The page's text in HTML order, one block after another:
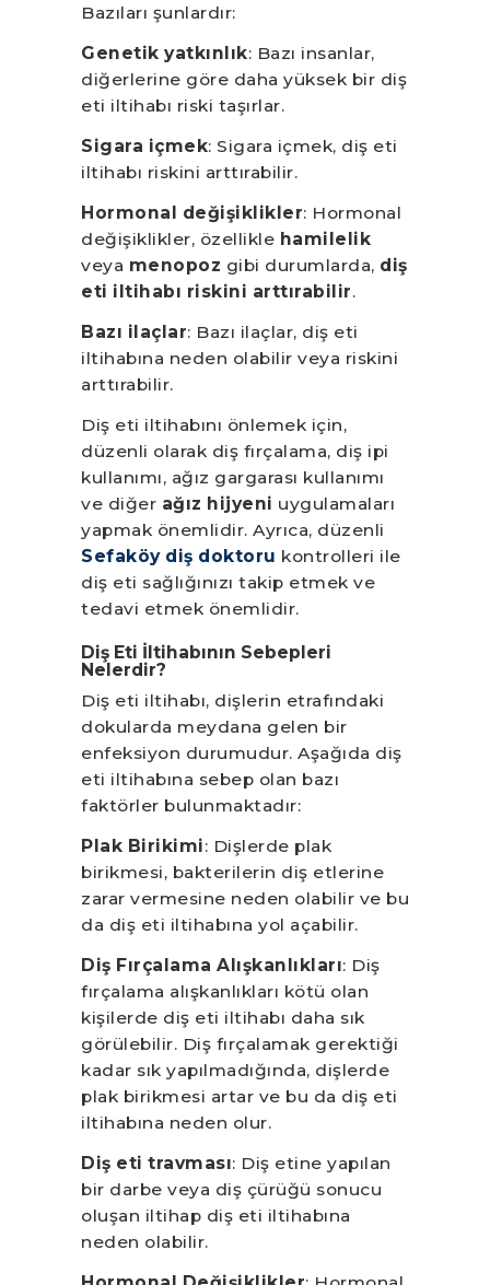
Bazıları şunlardır:
Genetik yatkınlık: Bazı insanlar,
diğerlerine göre daha yüksek bir diş
eti iltihabı riski taşırlar.
Sigara içmek: Sigara içmek, diş eti
iltihabı riskini arttırabilir.
Hormonal değişiklikler: Hormonal
değişiklikler, özellikle hamilelik
veya menopoz gibi durumlarda, diş
eti iltihabı riskini arttırabilir.
Bazı ilaçlar: Bazı ilaçlar, diş eti
iltihabına neden olabilir veya riskini
arttırabilir.
Diş eti iltihabını önlemek için,
düzenli olarak diş fırçalama, diş ipi
kullanımı, ağız gargarası kullanımı
ve diğer ağız hijyeni uygulamaları
yapmak önemlidir. Ayrıca, düzenli
Sefaköy diş doktoru kontrolleri ile
diş eti sağlığınızı takip etmek ve
tedavi etmek önemlidir.
Diş Eti İltihabının Sebepleri
Nelerdir?
Diş eti iltihabı, dişlerin etrafındaki
dokularda meydana gelen bir
enfeksiyon durumudur. Aşağıda diş
eti iltihabına sebep olan bazı
faktörler bulunmaktadır:
Plak Birikimi: Dişlerde plak
birikmesi, bakterilerin diş etlerine
zarar vermesine neden olabilir ve bu
da diş eti iltihabına yol açabilir.
Diş Fırçalama Alışkanlıkları: Diş
fırçalama alışkanlıkları kötü olan
kişilerde diş eti iltihabı daha sık
görülebilir. Diş fırçalamak gerektiği
kadar sık yapılmadığında, dişlerde
plak birikmesi artar ve bu da diş eti
iltihabına neden olur.
Diş eti travması: Diş etine yapılan
bir darbe veya diş çürüğü sonucu
oluşan iltihap diş eti iltihabına
neden olabilir.